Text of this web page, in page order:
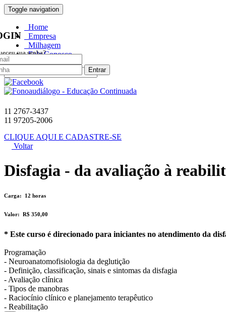
Toggle navigation
Home
Empresa
Milhagem
Fale Conosco
sua senha?
Entrar
11 2767-3437
11 97205-2006
CLIQUE AQUI E CADASTRE-SE
Voltar
Disfagia - da avaliação à
Carga: 12 horas
Valor: R$ 350,00
* Este curso é direcionado para iniciantes no atendimento da
Programação
- Neuroanatomofisiologia da deglutição
- Definição, classificação, sinais e sintomas da disfagia
- Avaliação clínica
- Tipos de manobras
- Raciocínio clínico e planejamento terapêutico
- Reabilitação